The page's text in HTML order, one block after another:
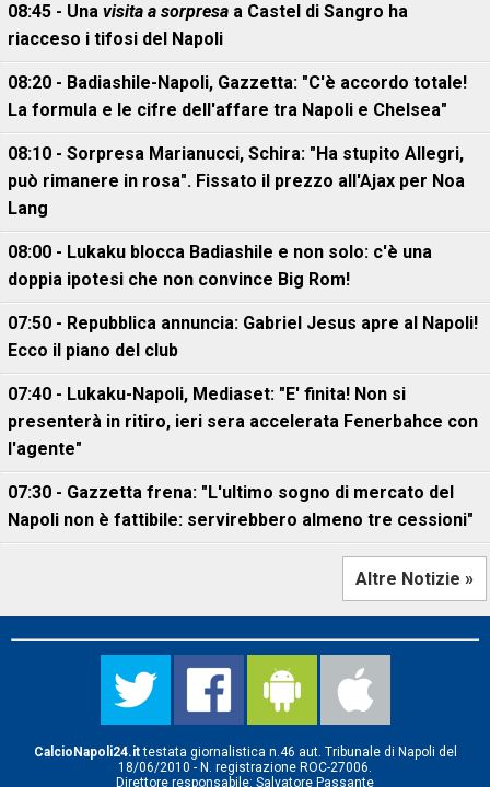
08:45 - Una visita a sorpresa a Castel di Sangro ha
riacceso i tifosi del Napoli
08:20 - Badiashile-Napoli, Gazzetta: "C'è accordo totale!
La formula e le cifre dell'affare tra Napoli e Chelsea"
08:10 - Sorpresa Marianucci, Schira: "Ha stupito Allegri,
può rimanere in rosa". Fissato il prezzo all'Ajax per Noa
Lang
08:00 - Lukaku blocca Badiashile e non solo: c'è una
doppia ipotesi che non convince Big Rom!
07:50 - Repubblica annuncia: Gabriel Jesus apre al Napoli!
Ecco il piano del club
07:40 - Lukaku-Napoli, Mediaset: "E' finita! Non si
presenterà in ritiro, ieri sera accelerata Fenerbahce con
l'agente"
07:30 - Gazzetta frena: "L'ultimo sogno di mercato del
Napoli non è fattibile: servirebbero almeno tre cessioni"
Altre Notizie »
CalcioNapoli24.ittestata giornalistica n.46 aut. Tribunale di Napoli del
18/06/2010 - N. registrazione ROC-27006.
Direttore responsabile: Salvatore Passante